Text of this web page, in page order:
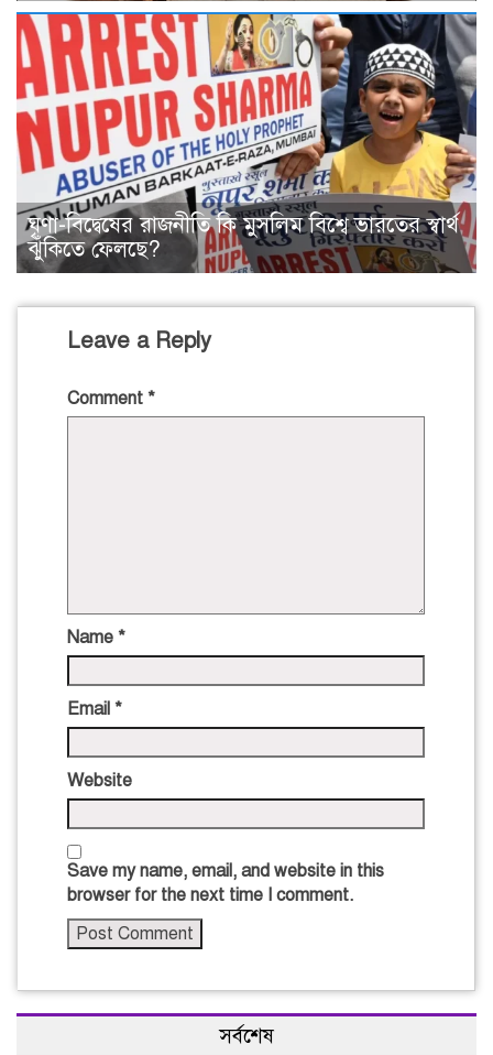
ঘৃণা-বিদ্বেষের রাজনীতি কি মুসলিম বিশ্বে ভারতের স্বার্থ
ঝুঁকিতে ফেলছে?
Leave a Reply
Comment *
Name *
Email *
Website
Save my name, email, and website in this
browser for the next time I comment.
সর্বশেষ